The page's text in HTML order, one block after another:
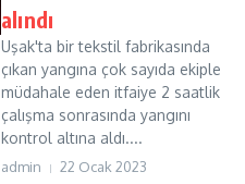
alındı
Uşak'ta bir tekstil fabrikasında
çıkan yangına çok sayıda ekiple
müdahale eden itfaiye 2 saatlik
çalışma sonrasında yangını
kontrol altına aldı....
admin 22 Ocak 2023